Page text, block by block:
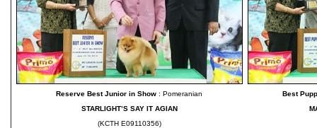
Reserve Best Junior in Show : Pomeranian
STARLIGHT’S SAY IT AGIAN
(KCTH E09110356)
Best